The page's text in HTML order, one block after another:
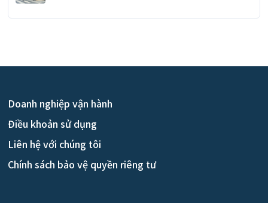
Doanh nghiệp vận hành
Điều khoản sử dụng
Liên hệ với chúng tôi
Chính sách bảo vệ quyền riêng tư